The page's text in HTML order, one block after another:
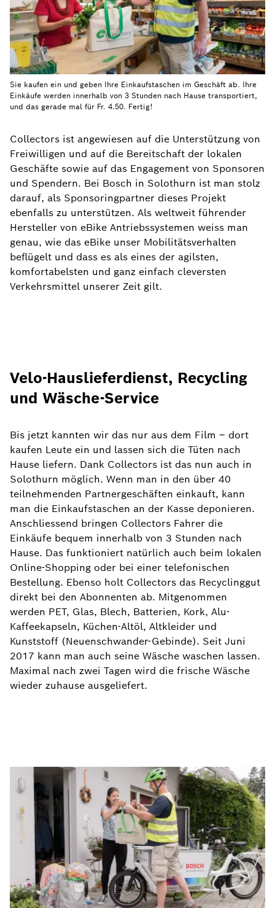
Collectors ist angewiesen auf die Unterstützung von
Freiwilligen und auf die Bereitschaft der lokalen
Geschäfte sowie auf das Engagement von Sponsoren
und Spendern. Bei Bosch in Solothurn ist man stolz
darauf, als Sponsoringpartner dieses Projekt
ebenfalls zu unterstützen. Als weltweit führender
Hersteller von eBike Antriebssystemen weiss man
genau, wie das eBike unser Mobilitätsverhalten
beflügelt und dass es als eines der agilsten,
komfortabelsten und ganz einfach cleversten
Verkehrsmittel unserer Zeit gilt.
Sie kaufen ein und geben Ihre Einkaufstaschen im Geschäft ab. Ihre
Einkäufe werden innerhalb von 3 Stunden nach Hause transportiert,
und das gerade mal für Fr. 4.50. Fertig!
Velo-Hauslieferdienst, Recycling
und Wäsche-Service
Bis jetzt kannten wir das nur aus dem Film – dort
kaufen Leute ein und lassen sich die Tüten nach
Hause liefern. Dank Collectors ist das nun auch in
Solothurn möglich. Wenn man in den über 40
teilnehmenden Partnergeschäften einkauft, kann
man die Einkaufstaschen an der Kasse deponieren.
Anschliessend bringen Collectors Fahrer die
Einkäufe bequem innerhalb von 3 Stunden nach
Hause. Das funktioniert natürlich auch beim lokalen
Online-Shopping oder bei einer telefonischen
Bestellung. Ebenso holt Collectors das Recyclinggut
direkt bei den Abonnenten ab. Mitgenommen
werden PET, Glas, Blech, Batterien, Kork, Alu-
Kaffeekapseln, Küchen-Altöl, Altkleider und
Kunststoff (Neuenschwander-Gebinde). Seit Juni
2017 kann man auch seine Wäsche waschen lassen.
Maximal nach zwei Tagen wird die frische Wäsche
wieder zuhause ausgeliefert.